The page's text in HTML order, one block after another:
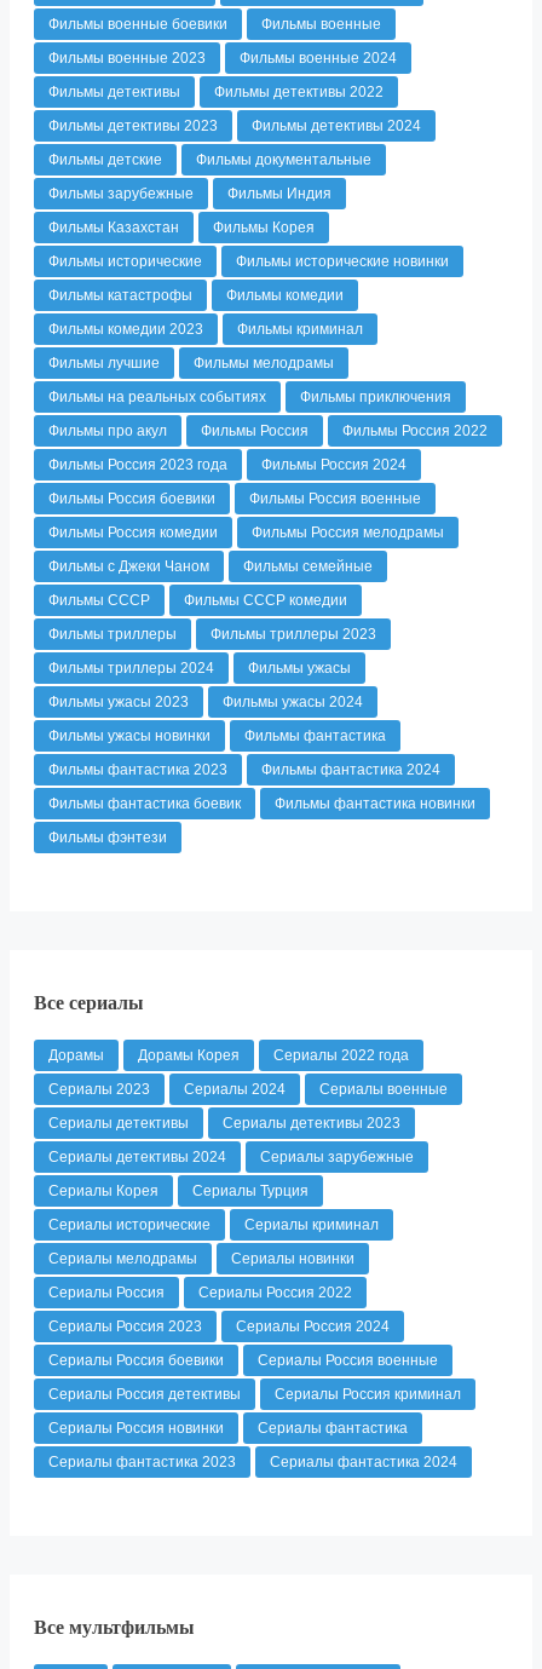
Фильмы военные боевики
Фильмы военные
Фильмы военные 2023
Фильмы военные 2024
Фильмы детективы
Фильмы детективы 2022
Фильмы детективы 2023
Фильмы детективы 2024
Фильмы детские
Фильмы документальные
Фильмы зарубежные
Фильмы Индия
Фильмы Казахстан
Фильмы Корея
Фильмы исторические
Фильмы исторические новинки
Фильмы катастрофы
Фильмы комедии
Фильмы комедии 2023
Фильмы криминал
Фильмы лучшие
Фильмы мелодрамы
Фильмы на реальных событиях
Фильмы приключения
Фильмы про акул
Фильмы Россия
Фильмы Россия 2022
Фильмы Россия 2023 года
Фильмы Россия 2024
Фильмы Россия боевики
Фильмы Россия военные
Фильмы Россия комедии
Фильмы Россия мелодрамы
Фильмы с Джеки Чаном
Фильмы семейные
Фильмы СССР
Фильмы СССР комедии
Фильмы триллеры
Фильмы триллеры 2023
Фильмы триллеры 2024
Фильмы ужасы
Фильмы ужасы 2023
Фильмы ужасы 2024
Фильмы ужасы новинки
Фильмы фантастика
Фильмы фантастика 2023
Фильмы фантастика 2024
Фильмы фантастика боевик
Фильмы фантастика новинки
Фильмы фэнтези
Все сериалы
Дорамы Дорамы Корея
Сериалы 2022 года
Сериалы 2023
Сериалы 2024
Сериалы военные
Сериалы детективы
Сериалы детективы 2023
Сериалы детективы 2024
Сериалы зарубежные
Сериалы Корея
Сериалы Турция
Сериалы исторические
Сериалы криминал
Сериалы мелодрамы
Сериалы новинки
Сериалы Россия
Сериалы Россия 2022
Сериалы Россия 2023
Сериалы Россия 2024
Сериалы Россия боевики
Сериалы Россия военные
Сериалы Россия детективы
Сериалы Россия криминал
Сериалы Россия новинки
Сериалы фантастика
Сериалы фантастика 2023
Сериалы фантастика 2024
Все мультфильмы